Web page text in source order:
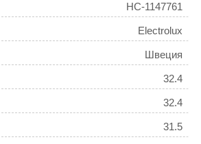
НС-1147761
Electrolux
Швеция
32.4
32.4
31.5